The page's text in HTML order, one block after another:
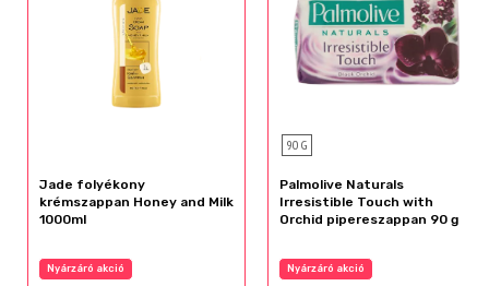
Jade folyékony
krémszappan Honey and Milk
1000ml
Nyárzáró akció
90 G
Palmolive Naturals
Irresistible Touch with
Orchid pipereszappan 90 g
Nyárzáró akció